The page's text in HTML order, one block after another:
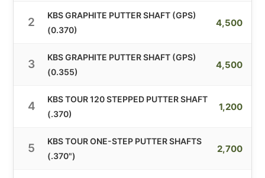
2
KBS GRAPHITE PUTTER SHAFT (GPS)
(0.370)
4,500
3
KBS GRAPHITE PUTTER SHAFT (GPS)
(0.355)
4,500
4
KBS TOUR 120 STEPPED PUTTER SHAFT
(.370)
1,200
5
KBS TOUR ONE-STEP PUTTER SHAFTS
(.370")
2,700